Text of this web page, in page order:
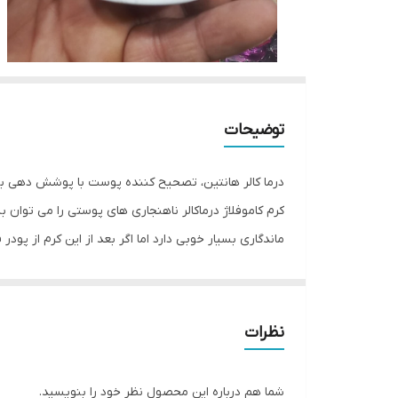
توضیحات
درما کالر هانتین، تصحیح کننده پوست با پوشش دهی
کرم کاموفلاژ درماکالر ناهنجاری های پوستی را می
ماندگاری بسیار خوبی دارد اما اگر بعد از این کرم
سبک مناسب انواع پوست 8 رنگبندی مختلف و متنوع پوشش دهی فوق العاده حرفه ای دوام و ماندگاری بالا مواد اولیه مرغوب و با کیفیت
نظرات
شما هم درباره این محصول نظر خود را بنویسید.